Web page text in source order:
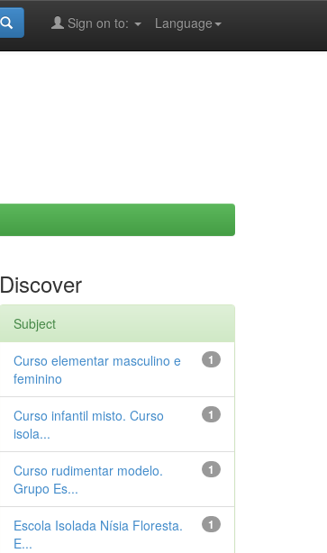
Language
Sign on to:
Discover
Subject
1
Curso elementar masculino e
feminino
1
Curso infantil misto. Curso
isola...
1
Curso rudimentar modelo.
Grupo Es...
1
Escola Isolada Nísia Floresta.
E...